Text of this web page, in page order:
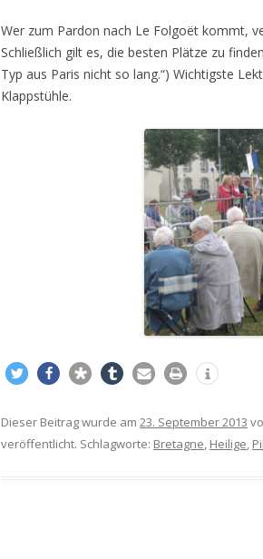
Wer zum Pardon nach Le Folgoët kommt,
Schließlich gilt es, die besten Plätze zu
Typ aus Paris nicht so lang.“) Wichtigste
Klappstühle.
Dieser Beitrag wurde am 23. September 2013
veröffentlicht. Schlagworte: Bretagne, Heilige,